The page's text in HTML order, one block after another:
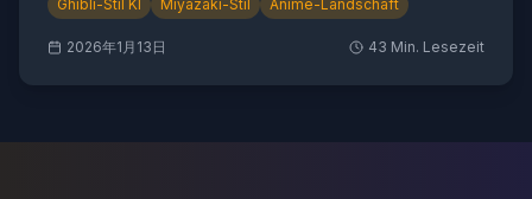
Ghibli-Stil KI Miyazaki-Stil Anime-Landschaft
2026年1月13日 43 Min. Lesezeit